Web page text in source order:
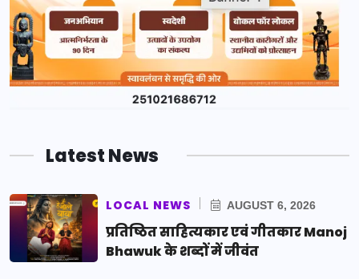
Latest News
LOCAL NEWS AUGUST 6, 2026
प्रतिष्ठित साहित्यकार एवं गीतकार Manoj
Bhawuk के शब्दों में जीवंत